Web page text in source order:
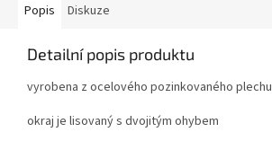
Popis Diskuze
Detailní popis produktu
vyrobena z ocelového pozinkovaného plechu
okraj je lisovaný s dvojitým ohybem